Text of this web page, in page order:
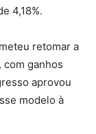
4,18%.
retomar a
com ganhos
aprovou
modelo à